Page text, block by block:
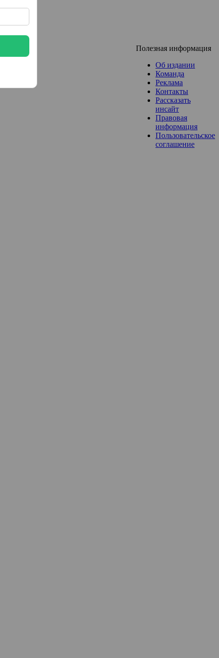
Полезная информация
Об издании
Команда
Реклама
Контакты
Рассказать
инсайт
Правовая
информация
Пользовательское
соглашение